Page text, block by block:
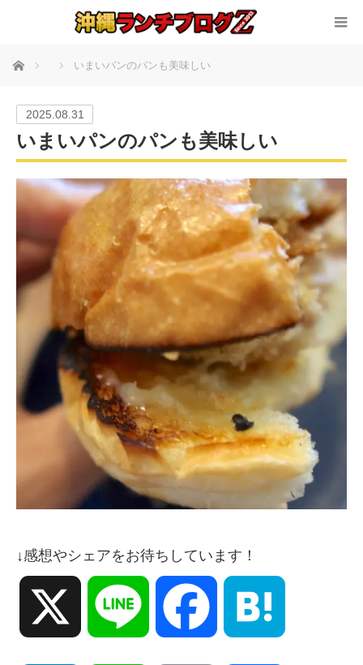
ホーム いまいパンのパンも美味しい
2025.08.31
いまいパンのパンも美味しい
↓感想やシェアをお待ちしています！
Line Facebook